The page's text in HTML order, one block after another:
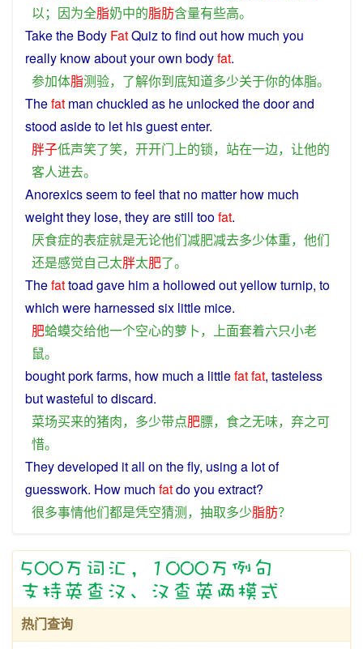
以； 因为全脂奶中的脂肪含量有些高。
Takethe Body FatQuiztofind out how much you
really knowaboutyourown bodyfat.
参加体脂测验， 了解你到底知道多少关于你的体脂。
Thefat man chuckled as he unlocked thedoorand
stood asideto let hisguestenter.
胖子低声笑了笑， 开开门上的锁， 站在一边， 让他的
客人进去。
Anorexics seem tofeel that no matterhow much
weightthey lose, theyarestill toofat.
厌食症的表症就是无论他们减肥减去多少体重， 他们
还是感觉自己太胖太肥了。
Thefattoad gave hima hollowed out yellowturnip, to
which were harnessed six little mice.
肥蛤蟆交给他一个空心的萝卜， 上面套着六只小老
鼠。
boughtporkfarms, how much a littlefatfat, tasteless
but wasteful to discard.
菜场买来的猪肉， 多少带点肥膘， 食之无味， 弃之可
惜。
Theydeveloped itall on the fly, using a lot of
guesswork. How much fatdo you extract?
很多事情他们都是凭空猜测， 抽取多少脂肪？
热门查询